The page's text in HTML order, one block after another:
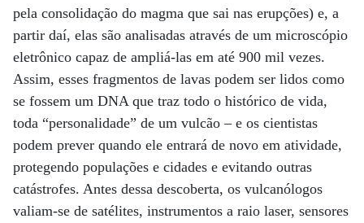
pela consolidação do magma que sai nas erupções) e, a
partir daí, elas são analisadas através de um microscópio
eletrônico capaz de ampliá-las em até 900 mil vezes.
Assim, esses fragmentos de lavas podem ser lidos como
se fossem um DNA que traz todo o histórico de vida,
toda “personalidade” de um vulcão – e os cientistas
podem prever quando ele entrará de novo em atividade,
protegendo populações e cidades e evitando outras
catástrofes. Antes dessa descoberta, os vulcanólogos
valiam-se de satélites, instrumentos a raio laser, sensores